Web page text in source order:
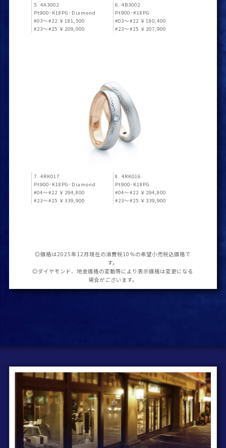
5. 4A3002
Pt900･K18PG･Diamond
#03～#22 ￥181,500
#23～#25 ￥209,000
6. 4B3002
Pt900･K18PG
#03～#22 ￥180,400
#23～#25 ￥207,900
7. 4RK017
Pt900･K18PG･Diamond
#04～#22 ￥294,800
#23～#25 ￥339,900
8. 4RK016
Pt900･K18PG
#04～#22 ￥294,800
#23～#25 ￥339,900
◎価格は2025年12月現在の消費税10％の希望小売税込価格で
す。
◎ダイヤモンド、地金価格の変動等により表示価格は変更になる
場合がございます。